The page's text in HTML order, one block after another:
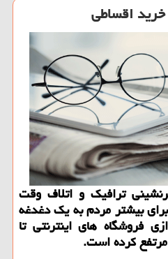
خرید اقساطی
ترافیك و اتلاف وقت
بیشتر مردم به یك دغدغه
فروشگاه های اینترنتی تا
كرده است.